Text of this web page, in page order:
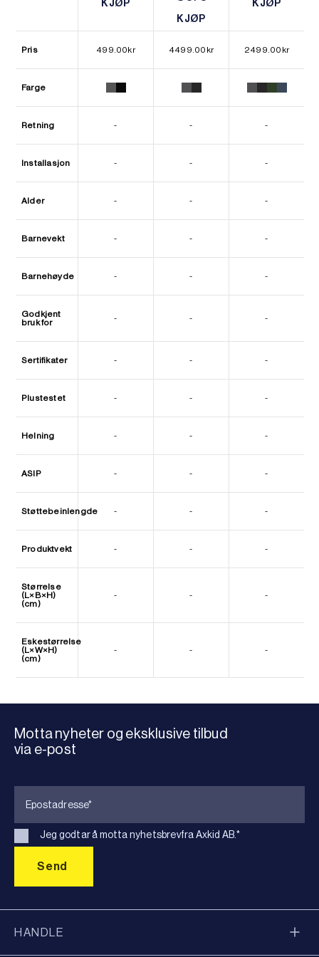
KJØP
KJØP
KJØP
KJØP
Pris 499.00kr 4499.00 kr 2499.00 kr
Farge
Retning - - -
Installasjon - - -
Alder - - -
Barnevekt - - -
Barnehøyde - - -
Godkjent
bruk for
- - -
Sertifikater - - -
Plustestet - - -
Helning - - -
ASIP - - -
Støttebeinlengde - - -
Produktvekt - - -
Størrelse
(L×B×H)
(cm)
- - -
Eskestørrelse
(L×W×H)
(cm)
- - -
Motta nyheter og eksklusive tilbud
via e-post
Jeg godtar å motta nyhetsbrevfra Axkid AB.*
HANDLE